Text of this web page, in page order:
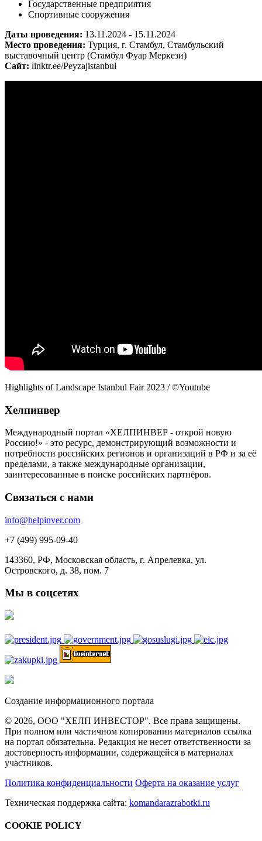
Государственные предприятия
Спортивные сооружения
Даты проведения: 13.11.2024 - 15.11.2024
Место проведения: Турция, г. Стамбул, Стамбульский
выставочный центр (Стамбул Фуар Меркези)
Сайт: linktr.ee/Peyzajistanbul
Highlights of Landscape Istanbul Fair 2023 / ©Youtube
Хелпинвер
Международный портал «ХЕЛПИНВЕР - открой новую
Россию!» - это ресурс, демонстрирующий возможности и
потребности российских регионов и организаций в РФ и за её
пределами, а также международные организации,
заинтересованные в поиске российских партнёров.
Связаться с нами
info@helpinver.com
+7 (499) 995-09-40
143360, РФ, Московская область, г. Апрелевка, ул.
Островского, д. 38, пом. 7
Мы в соцсетях
Создание информационного портала
© 2026, ООО "ХЕЛП ИНВЕСТОР". Все права защищены.
При полном или частичном копировании материалов ссылка
на портал обязательна. Редакция не несет ответственности за
достоверность информации, содержащейся в материалах
участников.
Политика конфиденциальности Оферта на оказание услуг
Техническая поддержка сайта: komandarazrabotki.ru
COOKIE POLICY